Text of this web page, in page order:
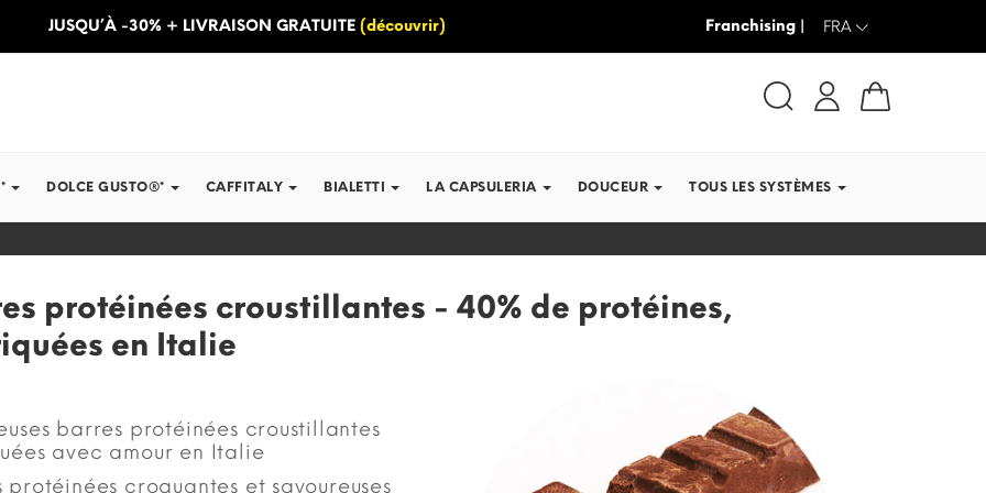
JUSQU’À -30% + LIVRAISON GRATUITE (découvrir) JUSQU’À -30% + LIVRAISON
Franchising | FRA
DOLCE GUSTO®* CAFFITALY BIALETTI LA CAPSULERIA DOUCEUR TOUS LES SYSTÈMES
protéinées croustillantes - 40% de protéines,
en Italie
barres protéinées croustillantes
avec amour en Italie
protéinées croquantes et savoureuses